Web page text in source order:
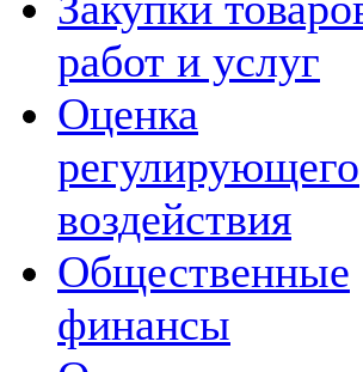
работ и услуг
Оценка
регулирующего
воздействия
Общественные
финансы